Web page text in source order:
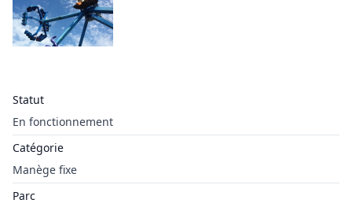
Statut
En fonctionnement
Catégorie
Manège fixe
Parc